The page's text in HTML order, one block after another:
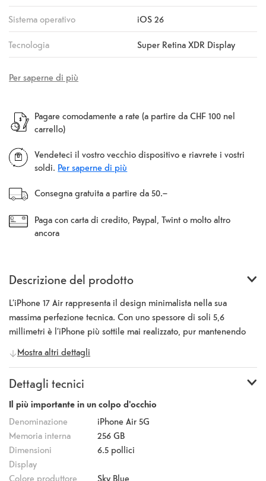
Sistema operativo iOS 26
Tecnologia Super Retina XDR Display
Per saperne di più
Pagare comodamente a rate (a partire da CHF 100 nel
carrello)
Vendeteci il vostro vecchio dispositivo e riavrete i vostri
soldi. Per saperne di più
Consegna gratuita a partire da 50.–
Paga con carta di credito, Paypal, Twint o molto altro
ancora
Descrizione del prodotto
L’iPhone 17 Air rappresenta il design minimalista nella sua
massima perfezione tecnica. Con uno spessore di soli 5,6
millimetri è l’iPhone più sottile mai realizzato, pur mantenendo
una notevole robustezza. Il telaio in titanio dona grande stabilità a
questa struttura raffinata, mentre i bordi sagomati trasmettono una
pollici con tecnologia ProMotion entusiasma con dettagli nitidi,
colori intensi e una riproduzione fluida fino a 120 Hz. Grazie a una
luminosità di picco di 3.000 nit, i contenuti rimangono chiari
anche sotto la luce diretta del sole. All’interno opera il nuovo
chip A19 Pro che, in combinazione con il chip di rete N1,
inaugura una nuova era di connettività. Con il supporto a Wi-Fi 7,
Thread e Bluetooth 6 gli utenti beneficiano di connessioni più
Mostra altri dettagli
Dettagli tecnici
Il più importante in un colpo d'occhio
Denominazione
iPhone Air 5G
Memoria interna
256 GB
Dimensioni
Display
6.5 pollici
Colore produttore Sky Blue